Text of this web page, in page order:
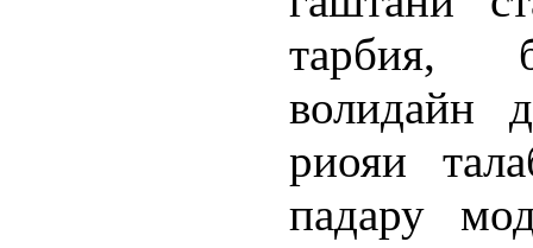
тарбия,
волидайн
риояи
падару